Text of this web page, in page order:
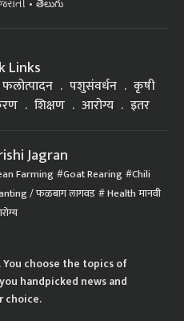
తెలుగు
Links
फलोत्पादन पशुसंवर्धन
कृषी
शिक्षण आरोग्य इतर
Jagran
Farming Goat Rearing Chili
/ फळबाग लागवड Health मानवी
choose the topics of
handpicked news and
choice.